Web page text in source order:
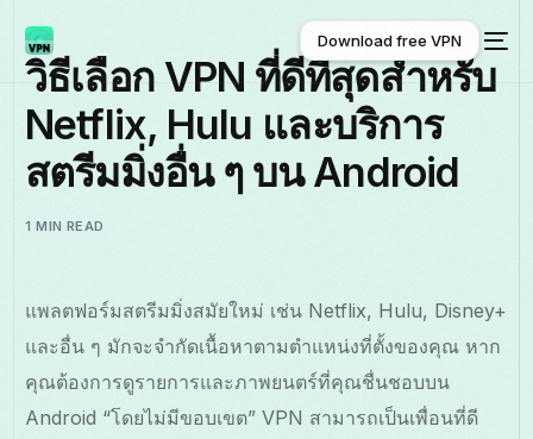
Download free VPN
Download free VPN
วิธีเลือก VPN ที่ดีที่สุดสำหรับ
Netflix, Hulu และบริการ
สตรีมมิ่งอื่น ๆ บน Android
1 MIN READ
แพลตฟอร์มสตรีมมิ่งสมัยใหม่ เช่น Netflix, Hulu, Disney+
และอื่น ๆ มักจะจำกัดเนื้อหาตามตำแหน่งที่ตั้งของคุณ หาก
คุณต้องการดูรายการและภาพยนตร์ที่คุณชื่นชอบบน
Android “โดยไม่มีขอบเขต” VPN สามารถเป็นเพื่อนที่ดี